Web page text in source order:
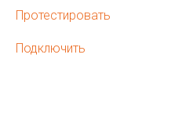
Протестировать
Подключить